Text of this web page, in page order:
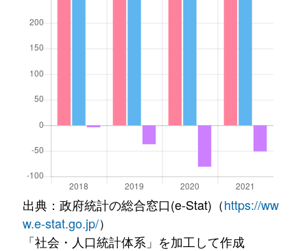
出典：政府統計の総合窓口(e-Stat)（https://ww
w.e-stat.go.jp/）
「社会・人口統計体系」を加工して作成